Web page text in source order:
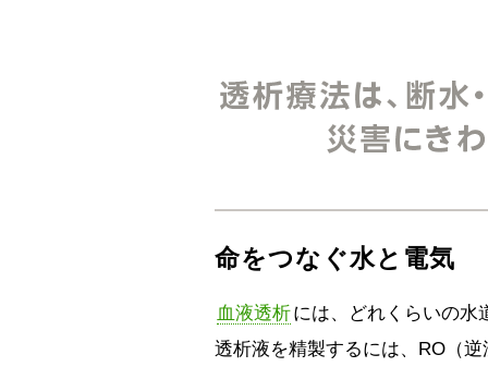
命をつなぐ水と電気
血液透析には、どれくらいの水
透析液を精製するには、RO（